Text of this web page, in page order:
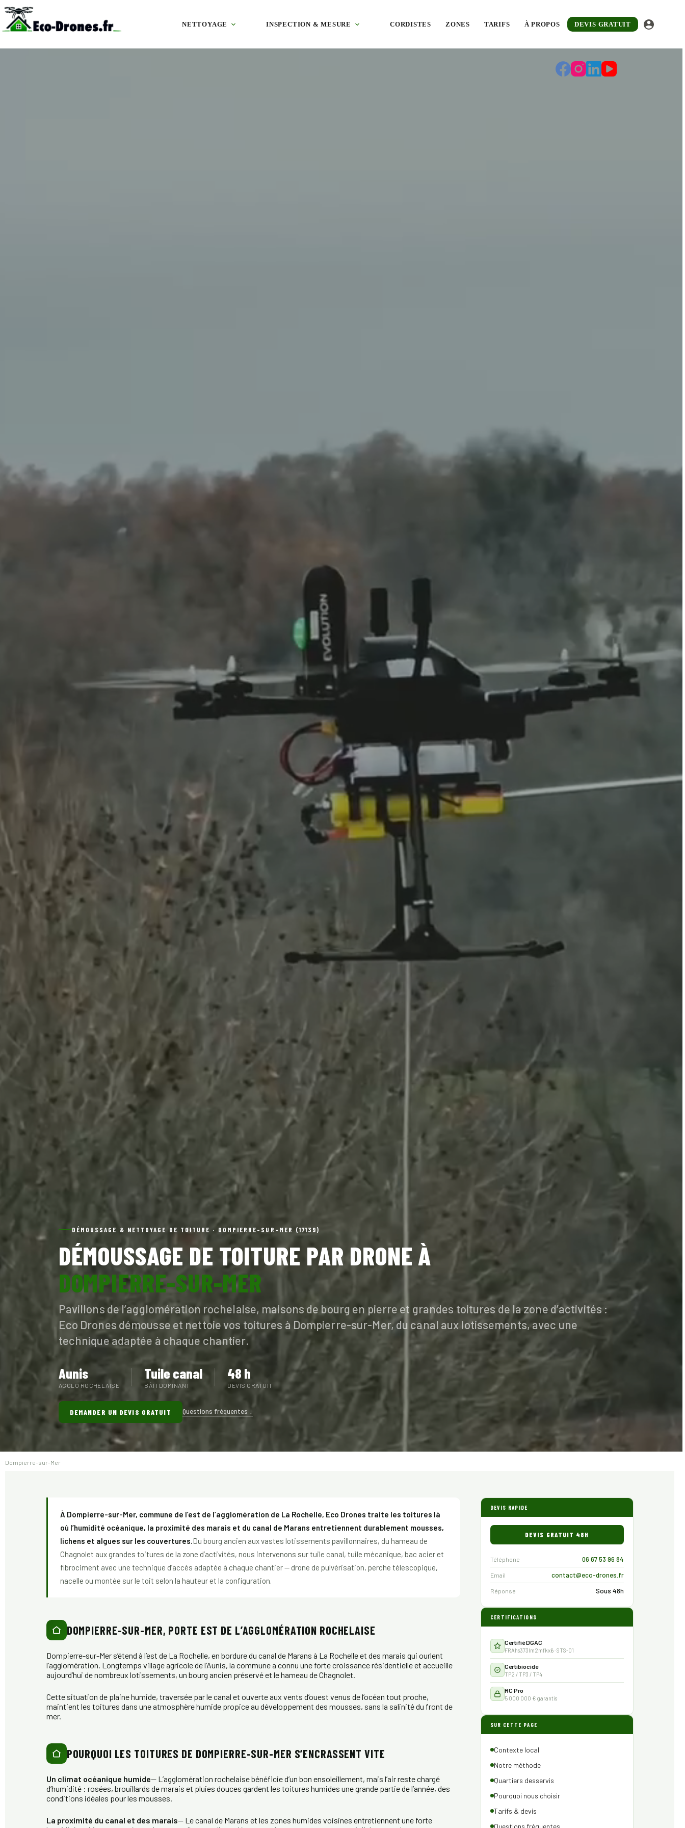
NETTOYAGE INSPECTION & MESURE CORDISTES ZONES TARIFS À PROPOS DEVIS GRATUIT
DÉMOUSSAGE & NETTOYAGE DE TOITURE · DOMPIERRE-SUR-MER (17139)
DÉMOUSSAGE DE TOITURE PAR DRONE À
DOMPIERRE-SUR-MER
Pavillons de l’agglomération rochelaise, maisons de bourg en pierre et grandes toitures de la zone d’activités :
Eco Drones démousse et nettoie vos toitures à Dompierre-sur-Mer, du canal aux lotissements, avec une
technique adaptée à chaque chantier.
Aunis
AGGLO ROCHELAISE
Tuile canal
BÂTI DOMINANT
48 h
DEVIS GRATUIT
DEMANDER UN DEVIS GRATUIT Questions fréquentes ↓
Dompierre-sur-Mer
À Dompierre-sur-Mer, commune de l’est de l’agglomération de La Rochelle, Eco Drones traite les toitures là
où l’humidité océanique, la proximité des marais et du canal de Marans entretiennent durablement mousses,
lichens et algues sur les couvertures. Du bourg ancien aux vastes lotissements pavillonnaires, du hameau de
Chagnolet aux grandes toitures de la zone d’activités, nous intervenons sur tuile canal, tuile mécanique, bac acier et
fibrociment avec une technique d’accès adaptée à chaque chantier — drone de pulvérisation, perche télescopique,
nacelle ou montée sur le toit selon la hauteur et la configuration.
DOMPIERRE-SUR-MER, PORTE EST DE L’AGGLOMÉRATION ROCHELAISE
Dompierre-sur-Mer s’étend à l’est de La Rochelle, en bordure du canal de Marans à La Rochelle et des marais qui ourlent
l’agglomération. Longtemps village agricole de l’Aunis, la commune a connu une forte croissance résidentielle et accueille
aujourd’hui de nombreux lotissements, un bourg ancien préservé et le hameau de Chagnolet.
Cette situation de plaine humide, traversée par le canal et ouverte aux vents d’ouest venus de l’océan tout proche,
maintient les toitures dans une atmosphère humide propice au développement des mousses, sans la salinité du front de
mer.
POURQUOI LES TOITURES DE DOMPIERRE-SUR-MER S’ENCRASSENT VITE
Un climat océanique humide— L’agglomération rochelaise bénéficie d’un bon ensoleillement, mais l’air reste chargé
d’humidité : rosées, brouillards de marais et pluies douces gardent les toitures humides une grande partie de l’année, des
conditions idéales pour les mousses.
La proximité du canal et des marais— Le canal de Marans et les zones humides voisines entretiennent une forte
DEVIS RAPIDE
DEVIS GRATUIT 48H
Téléphone 06 67 53 96 84
Email contact@eco-drones.fr
Réponse Sous 48h
CERTIFICATIONS
Certifié DGAC
FRAhs373lm2mfkx6 · STS-01
Certibiocide
TP2 / TP3 / TP4
RC Pro
5 000 000 € garantis
SUR CETTE PAGE
Contexte local
Notre méthode
Quartiers desservis
Pourquoi nous choisir
Tarifs & devis
Questions fréquentes